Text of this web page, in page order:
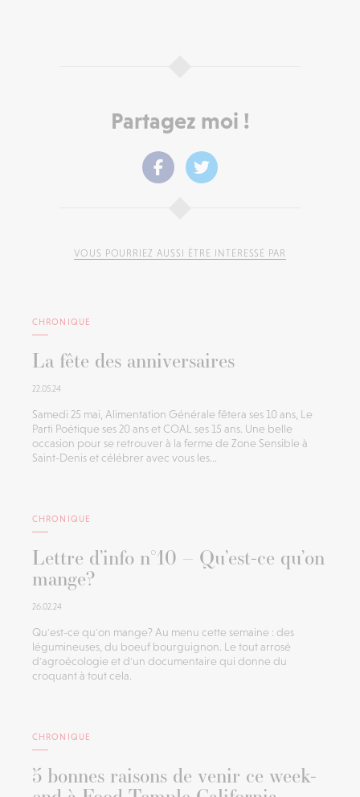
Partagez moi !
VOUS POURRIEZ AUSSI ÊTRE INTÉRESSÉ PAR
CHRONIQUE
La fête des anniversaires
22.05.24
Samedi 25 mai, Alimentation Générale fêtera ses 10 ans, Le
Parti Poétique ses 20 ans et COAL ses 15 ans. Une belle
occasion pour se retrouver à la ferme de Zone Sensible à
Saint-Denis et célébrer avec vous les...
CHRONIQUE
Lettre d’info n°10 – Qu’est-ce qu’on
mange?
26.02.24
Qu'est-ce qu'on mange? Au menu cette semaine : des
légumineuses, du boeuf bourguignon. Le tout arrosé
d'agroécologie et d'un documentaire qui donne du
croquant à tout cela.
CHRONIQUE
5 bonnes raisons de venir ce week-